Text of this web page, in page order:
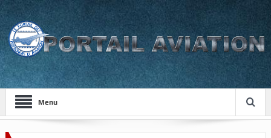
Menu